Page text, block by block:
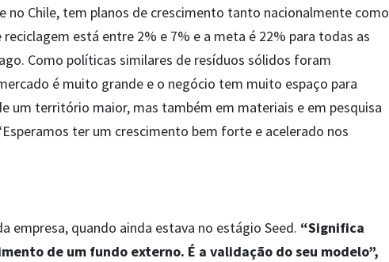
no Chile, tem planos de crescimento tanto nacionalmente como
está entre 2% e 7% e a meta é 22% para todas as
Como políticas similares de resíduos sólidos foram
é muito grande e o negócio tem muito espaço para
um território maior, mas também em materiais e em pesquisa
ter um crescimento bem forte e acelerado nos
empresa, quando ainda estava no estágio Seed. “Significa
de um fundo externo. É a validação do seu modelo”,